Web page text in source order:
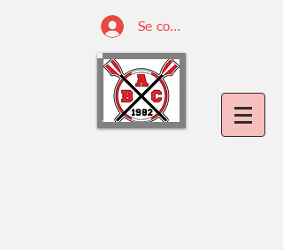
Se connecter